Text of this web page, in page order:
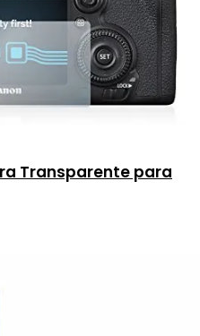
Transparente para